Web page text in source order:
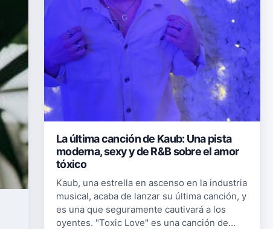
La última canción de Kaub: Una pista
moderna, sexy y de R&B sobre el amor
tóxico
Kaub, una estrella en ascenso en la industria
musical, acaba de lanzar su última canción, y
es una que seguramente cautivará a los
oyentes. "Toxic Love" es una canción de